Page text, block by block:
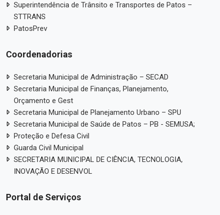
Superintendência de Trânsito e Transportes de Patos –
STTRANS
PatosPrev
Coordenadorias
Secretaria Municipal de Administração – SECAD
Secretaria Municipal de Finanças, Planejamento,
Orçamento e Gest
Secretaria Municipal de Planejamento Urbano – SPU
Secretaria Municipal de Saúde de Patos – PB - SEMUSA;
Proteção e Defesa Civil
Guarda Civil Municipal
SECRETARIA MUNICIPAL DE CIÊNCIA, TECNOLOGIA,
INOVAÇÃO E DESENVOL
Portal de Serviços